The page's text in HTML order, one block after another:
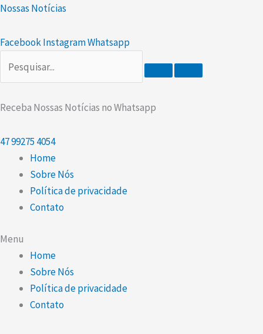
Ir
o
Nossas Notícias
FacebookInstagramWhatsapp
Receba Nossas Notícias no Whatsapp
4799275 4054
Home
Sobre Nós
Política de privacidade
Contato
Menu
Home
Sobre Nós
Política de privacidade
Contato